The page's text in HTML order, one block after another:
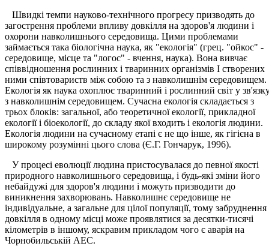
Швидкі темпи науково-технічного прогресу призводять до
загострення проблеми впливу довкілля на здоров'я людини і
охорони навколишнього середовища. Цими проблемами
займається така біологічна наука, як "екологія" (грец. "ойкос" -
середовище, місце та "логос" - вчення, наука). Вона вивчає
співвідношення рослинних і тваринних організмів І створених
ними співтовариств між собою та з навколишнім середовищем.
Екологія як наука охоплює тваринний і рослинний світ у
з навколишнім середовищем. Сучасна екологія складається з
трьох блоків: загальної, або теоретичної екології, прикладної
екології і біоекології, до складу якої входить і екологія людини.
Екологія людини на сучасному етапі є не що інше, як гігієна в
широкому розумінні цього слова (Є.Г. Гончарук, 1996).
У процесі еволюції людина пристосувалася до певної якості
природного навколишнього середовища, і будь-які зміни його
небайдужі для здоров'я людини і можуть призводити до
виникнення захворювань. Навколишнє середовище не
індивідуальне, а загальне для цілої популяції, тому забруднення
довкілля в одному місці може проявлятися за десятки-тисячі
кілометрів в іншому, яскравим прикладом чого є аварія на
Чорнобильській АЕС.